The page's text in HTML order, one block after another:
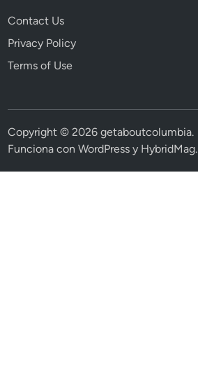
Contact Us
Privacy Policy
Terms of Use
Copyright © 2026getaboutcolumbia.
Funciona conWordPress y HybridMag.